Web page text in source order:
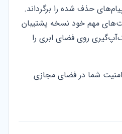
حذف شده را برگرداند.
مهم خود نسخه پشتیبان
روی فضای ابری را
شما در فضای مجازی